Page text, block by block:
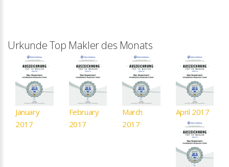
Urkunde Top Makler des Monats
January
2017
February
2017
March
2017
April 2017